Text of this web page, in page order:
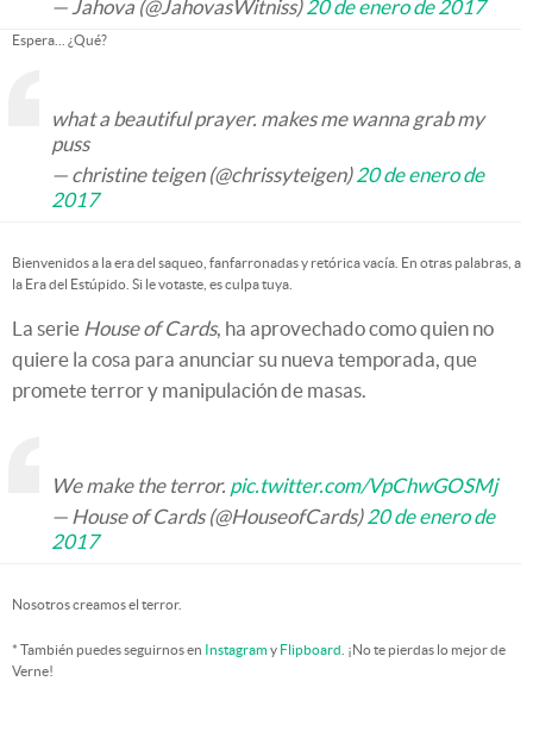
— Jahova (@JahovasWitniss)20 de enero de 2017
Espera... ¿Qué?
what a beautiful prayer. makes me wanna grab my
puss
— christine teigen (@chrissyteigen)20 de enero de
2017
Bienvenidos a la era del saqueo, fanfarronadas y retórica vacía. En otras palabras, a
la Era del Estúpido. Si le votaste, es culpa tuya.
La serie House of Cards, ha aprovechado como quien no
quiere la cosa para anunciar su nueva temporada, que
promete terror y manipulación de masas.
We make the terror. pic.twitter.com/VpChwGOSMj
— House of Cards (@HouseofCards)20 de enero de
2017
Nosotros creamos el terror.
* También puedes seguirnos en Instagramy Flipboard . ¡No te pierdas lo mejor de
Verne!